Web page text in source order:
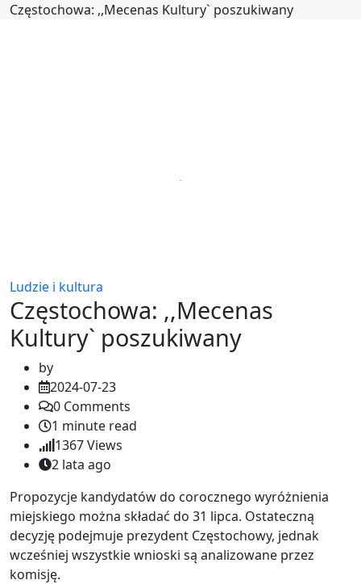
Częstochowa: ,,Mecenas Kultury` poszukiwany
Ludzie i kultura
Częstochowa: ,,Mecenas
Kultury` poszukiwany
by
2024-07-23
0 Comments
1 minute read
1367Views
2 lata ago
Propozycje kandydatów do corocznego wyróżnienia
miejskiego można składać do 31 lipca. Ostateczną
decyzję podejmuje prezydent Częstochowy, jednak
wcześniej wszystkie wnioski są analizowane przez
komisję.